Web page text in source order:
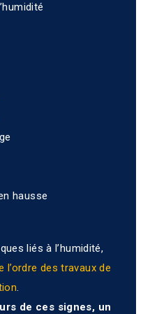
hausse
liés à l’humidité,
l’ordre des travaux de
de ces signes, un